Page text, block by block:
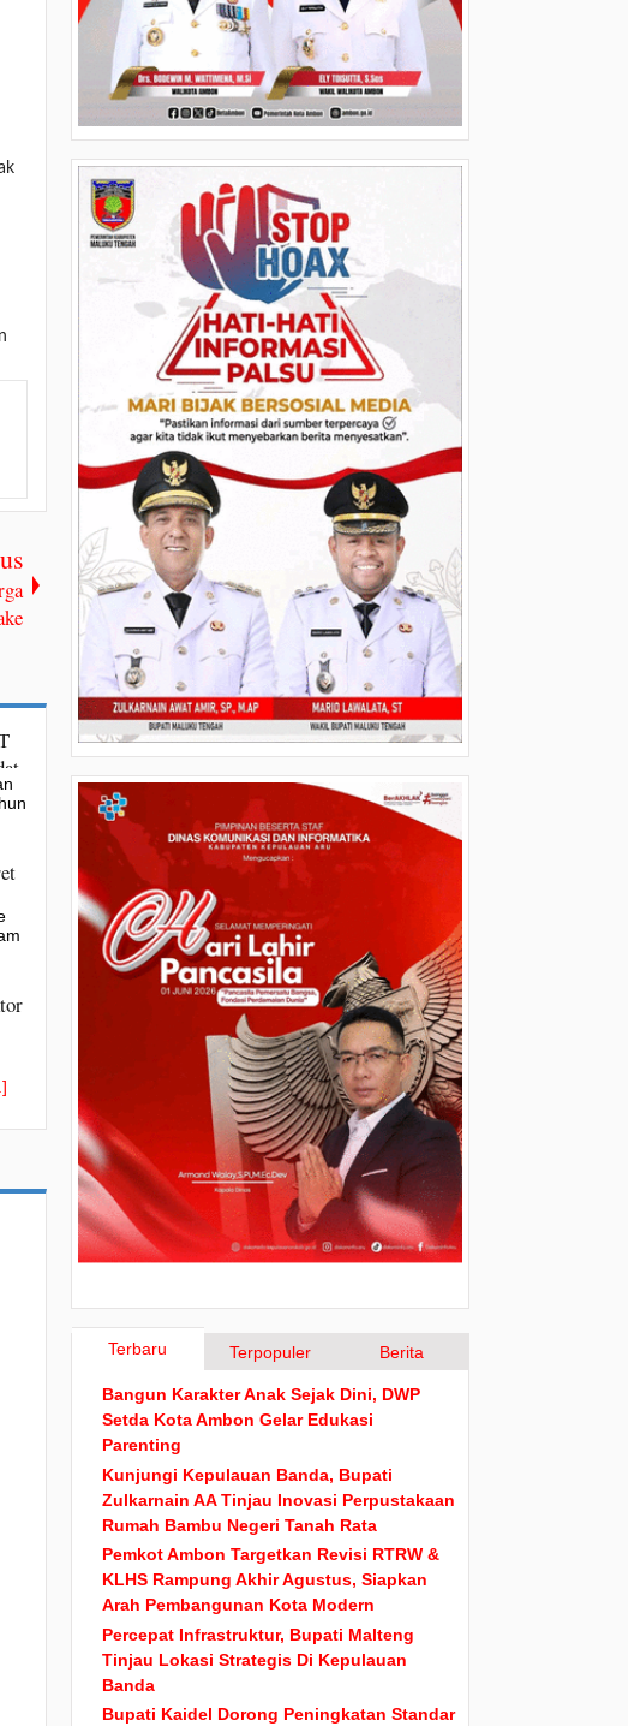
Terbaru Terpopuler Berita
Bangun Karakter Anak Sejak Dini, DWP
Setda Kota Ambon Gelar Edukasi
Parenting
Kunjungi Kepulauan Banda, Bupati
Zulkarnain AA Tinjau Inovasi Perpustakaan
Rumah Bambu Negeri Tanah Rata
Pemkot Ambon Targetkan Revisi RTRW &
KLHS Rampung Akhir Agustus, Siapkan
Arah Pembangunan Kota Modern
Percepat Infrastruktur, Bupati Malteng
Tinjau Lokasi Strategis Di Kepulauan
Banda
Bupati Kaidel Dorong Peningkatan Standar